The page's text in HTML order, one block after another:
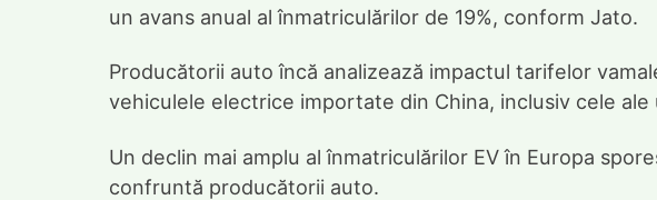
un avans anual al înmatriculărilor de 19%, conform Jato.
Producătorii auto încă analizează impactul tarifelor
vehiculele electrice importate din China, inclusiv cele ale
Un declin mai amplu al înmatriculărilor EV în Europa
confruntă producătorii auto.